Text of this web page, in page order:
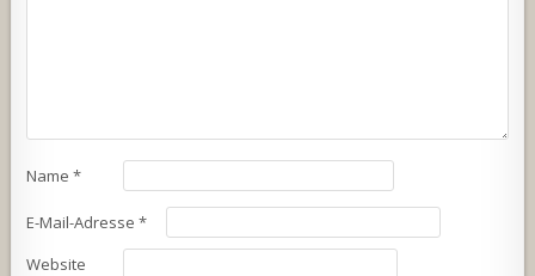
Name*
E-Mail-Adresse*
Website